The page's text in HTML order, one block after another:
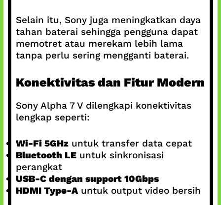
Selain itu, Sony juga meningkatkan daya
tahan baterai sehingga pengguna dapat
memotret atau merekam lebih lama
tanpa perlu sering mengganti baterai.
Konektivitas dan Fitur Modern
Sony Alpha 7 V dilengkapi konektivitas
lengkap seperti:
Wi-Fi 5GHzuntuk transfer data cepat
Bluetooth LEuntuk sinkronisasi
perangkat
USB-C dengan support 10Gbps
HDMI Type-Auntuk output video bersih